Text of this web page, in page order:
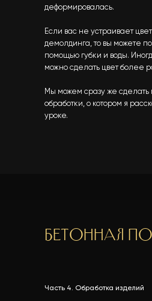
деформировалась.
Если вас не устраивает
демолдинга, то вы можете
помощью губки и воды.
можно сделать цвет более
Мы можем сразу же сделать
обработки, о котором я
уроке.
Бетонная
Часть 4. Обработка изделий